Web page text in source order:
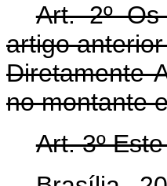
Art. 2º
artigo
Diretamente
no montante
Art. 3º